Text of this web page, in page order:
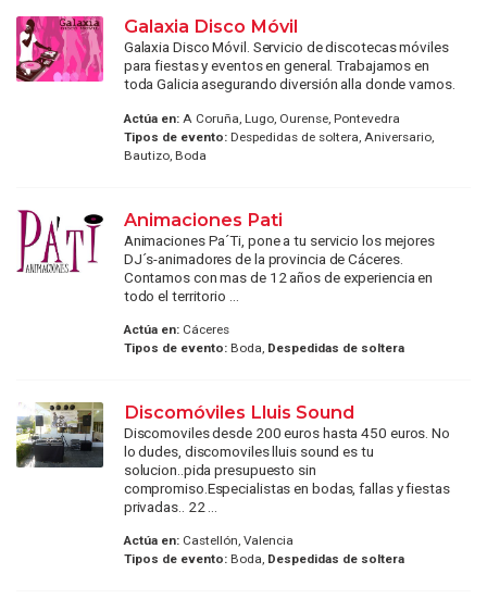
Galaxia Disco Móvil
Galaxia Disco Móvil. Servicio de discotecas móviles
para fiestas y eventos en general. Trabajamos en
toda Galicia asegurando diversión alla donde vamos.
Actúa en:A Coruña, Lugo, Ourense, Pontevedra
Tipos de evento:Despedidas de soltera, Aniversario,
Bautizo, Boda
Animaciones Pati
Animaciones Pa´Ti, pone a tu servicio los mejores
DJ´s-animadores de la provincia de Cáceres.
Contamos con mas de 12 años de experiencia en
todo el territorio ...
Actúa en:Cáceres
Tipos de evento:Boda, Despedidas de soltera
Discomóviles Lluis Sound
Discomoviles desde 200 euros hasta 450 euros. No
lo dudes, discomoviles lluis sound es tu
solucion..pida presupuesto sin
compromiso.Especialistas en bodas, fallas y fiestas
privadas.. 22 ...
Actúa en:Castellón, Valencia
Tipos de evento:Boda, Despedidas de soltera